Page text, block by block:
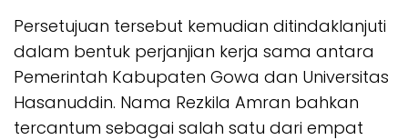
Persetujuan tersebut kemudian ditindaklanjuti
dalam bentuk perjanjian kerja sama antara
Pemerintah Kabupaten Gowa dan Universitas
Hasanuddin. Nama Rezkila Amran bahkan
tercantum sebagai salah satu dari empat